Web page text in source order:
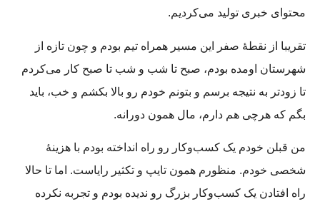
محتوای خبری تولید می‌کردیم.
تقریبا از نقطۀ صفر این مسیر همراه تیم بودم و چون تازه از
شهرستان اومده بودم، صبح تا شب و شب تا صبح کار می‌کردم
تا زودتر به نتیجه برسم و بتونم خودم رو بالا بکشم و خب، باید
بگم که هرچی هم دارم، مال همون دورانه.
من قبلن خودم یک کسب‌وکار رو راه انداخته بودم با هزینۀ
شخصی خودم. منظورم همون تایپ و تکثیر رایاست. اما تا حالا
راه افتادن یک کسب‌وکار بزرگ رو ندیده بودم و تجربه نکرده